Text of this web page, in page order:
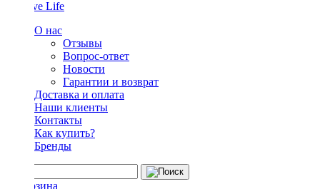
О нас
Отзывы
Вопрос-ответ
Новости
Гарантии и возврат
Доставка и оплата
Наши клиенты
Контакты
Как купить?
Бренды